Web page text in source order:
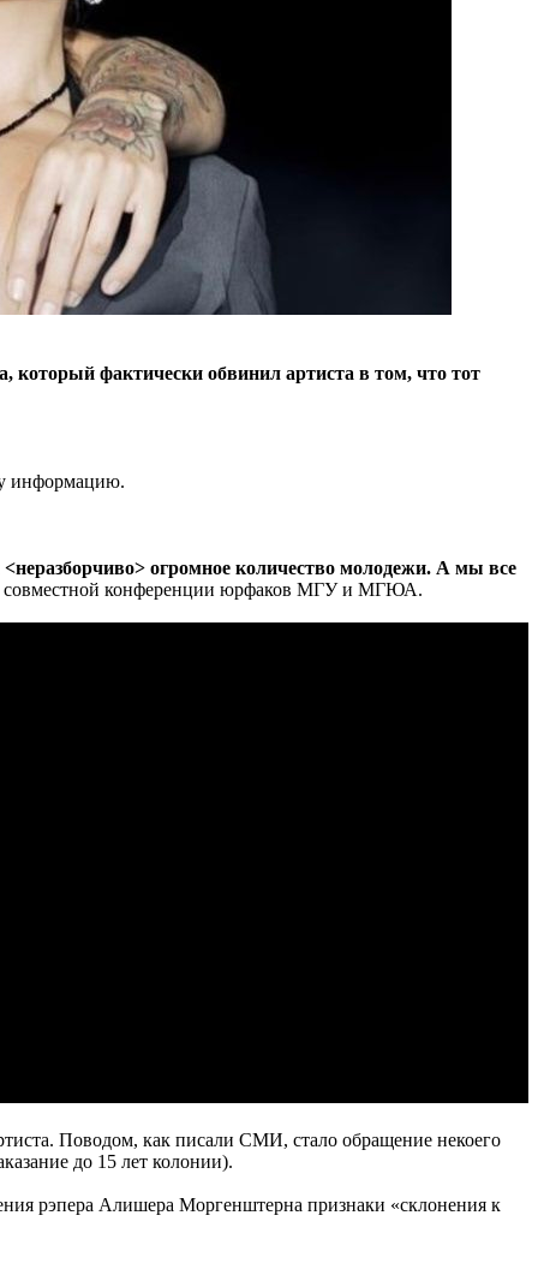
фактически обвинил артиста в том, что тот
информацию.
огромное количество молодежи. А мы все
совместной конференции юрфаков МГУ и МГЮА.
Поводом, как писали СМИ, стало обращение некоего
до 15 лет колонии).
рэпера Алишера Моргенштерна признаки «склонения к